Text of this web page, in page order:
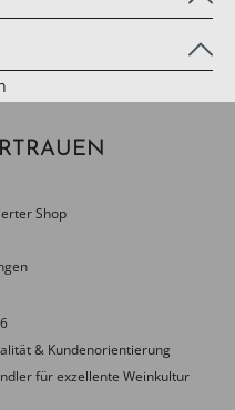
Shop
& Kundenorientierung
für exzellente Weinkultur